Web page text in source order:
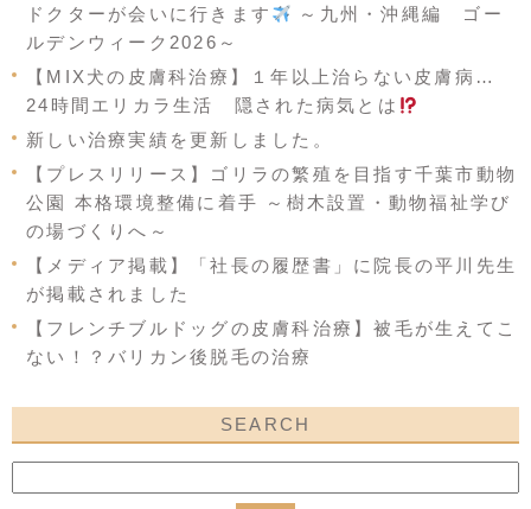
ドクターが会いに行きます
～九州・沖縄編 ゴー
ルデンウィーク2026～
【MIX犬の皮膚科治療】１年以上治らない皮膚病…
24時間エリカラ生活 隠された病気とは
新しい治療実績を更新しました。
【プレスリリース】ゴリラの繁殖を目指す千葉市動物
公園 本格環境整備に着手 ～樹木設置・動物福祉学び
の場づくりへ～
【メディア掲載】「社長の履歴書」に院長の平川先生
が掲載されました
【フレンチブルドッグの皮膚科治療】被毛が生えてこ
ない！？バリカン後脱毛の治療
SEARCH